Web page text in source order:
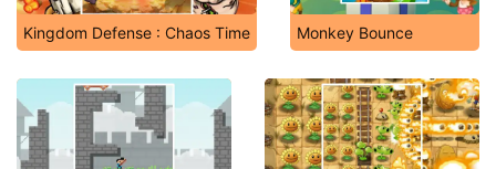
Kingdom Defense : Chaos Time Monkey Bounce